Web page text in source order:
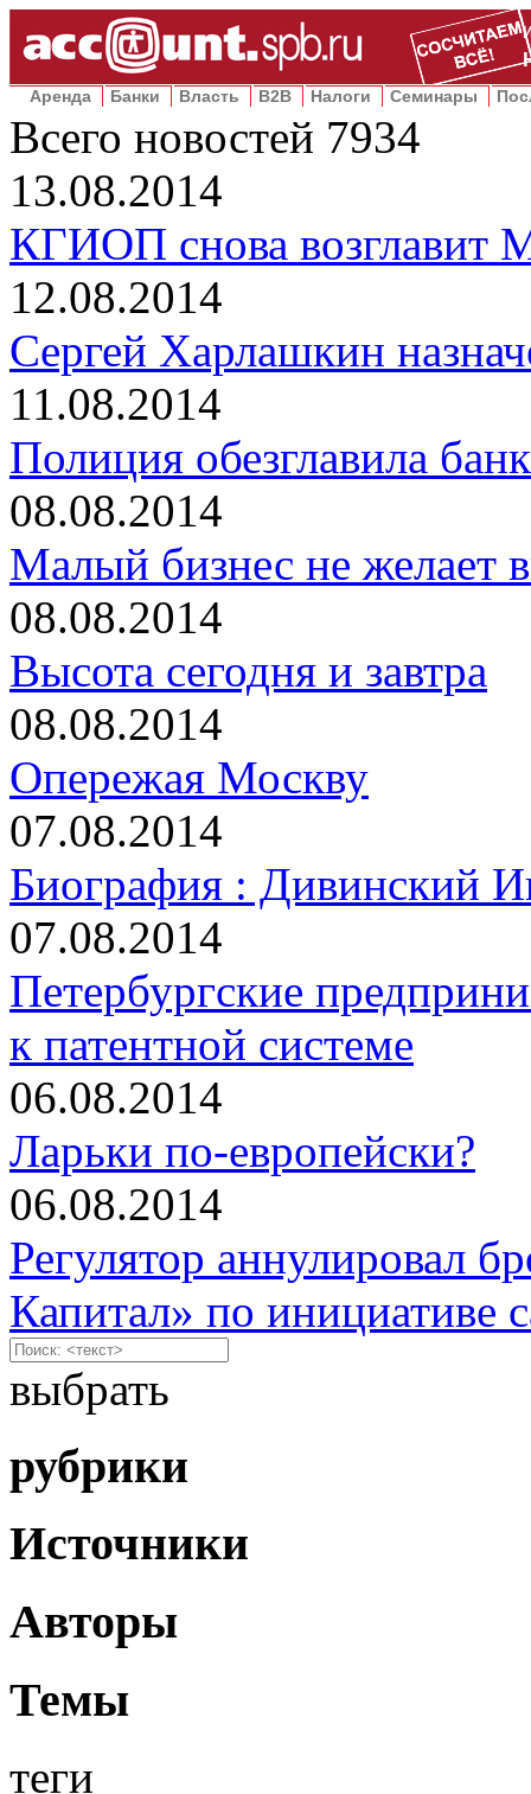
Аренда Банки Власть B2B Налоги Семинары
Всего новостей 7934
13.08.2014
КГИОП снова возглавит
12.08.2014
Сергей Харлашкин
11.08.2014
Полиция обезглавила
08.08.2014
Малый бизнес не желает
08.08.2014
Высота сегодня и завтра
08.08.2014
Опережая Москву
07.08.2014
Биография : Дивинский
07.08.2014
Петербургские
к патентной системе
06.08.2014
Ларьки по-европейски?
06.08.2014
Регулятор аннулировал
Капитал» по инициативе
выбрать
рубрики
Источники
Авторы
Темы
теги